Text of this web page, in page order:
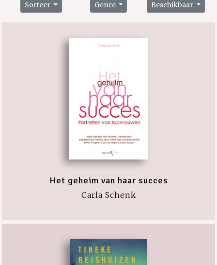
Sorteer Genre Beschikbaar
Het geheim van haar succes
Carla Schenk